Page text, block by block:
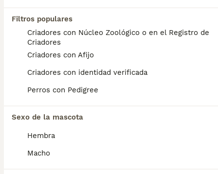
Filtros populares
Criadores con Núcleo Zoológico o en el Registro de
Criadores
Criadores con Afijo
Criadores con identidad verificada
Perros con Pedigree
Sexo de la mascota
Hembra
Macho
¿Qué tamaño tiene un
Airedale Terrier?
El Airedale Terrier es un perro de tamaño
mediano a grande. Generalmente mide entre
56 y 61 cm de altura a la cruz y pesa entre
18 y 29 kg.
¿Cuál es la esperanza de
vida de un Airedale Terrier?